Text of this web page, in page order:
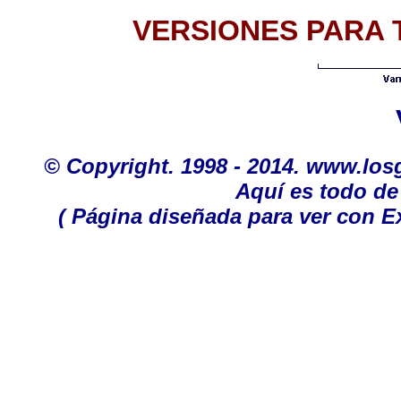
VERSIONES PARA
© Copyright. 1998 - 2014.
Aquí es todo
( Página diseñada para ver con